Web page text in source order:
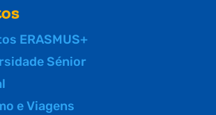
ERASMUS+
Sénior
e Viagens